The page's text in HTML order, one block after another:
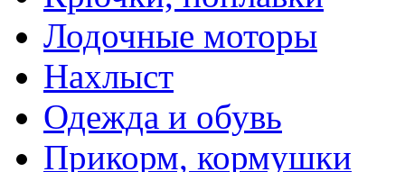
Лодочные моторы
Нахлыст
Одежда и обувь
Прикорм, кормушки